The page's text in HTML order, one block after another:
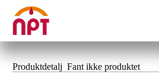
Produktdetalj Fant ikke produktet